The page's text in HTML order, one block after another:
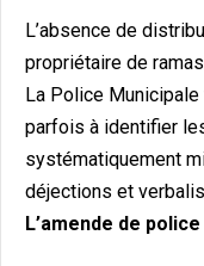
L’absence de
propriétaire de
La Police
parfois à identifier
systématiquement
déjections et
L’amende de